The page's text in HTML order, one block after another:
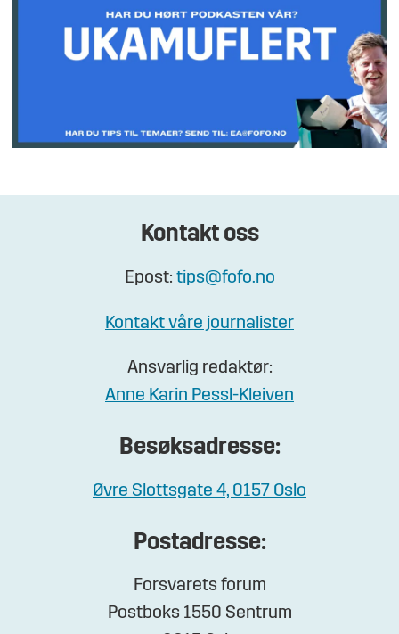
Kontakt oss
Epost: tips@fofo.no
Kontakt våre journalister
Ansvarlig redaktør:
Anne Karin Pessl-Kleiven
Besøksadresse:
Øvre Slottsgate 4, 0157 Oslo
Postadresse:
Forsvarets forum
Postboks 1550 Sentrum